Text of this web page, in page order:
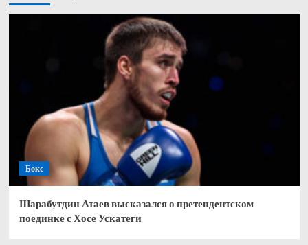
Бокс
Шарабутдин Атаев высказался о претендентском
поединке с Хосе Ускатеги